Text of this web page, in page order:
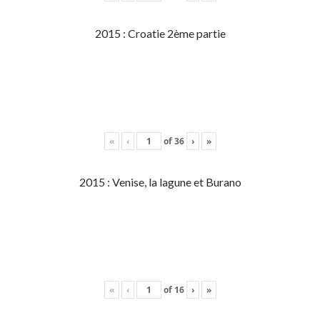
2015 : Croatie 2ème partie
« ‹ of36 › »
2015 : Venise, la lagune et Burano
« ‹ of 16 › »